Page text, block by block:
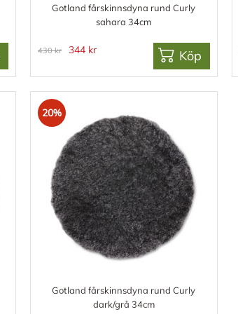
Gotland fårskinnsdyna rund Curly
sahara 34cm
430 kr 344 kr Köp
20%
Gotland fårskinnsdyna rund Curly
dark/grå 34cm